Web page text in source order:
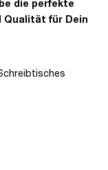
die perfekte
Qualität für Dein